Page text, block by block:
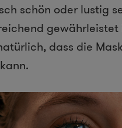
schön oder lustig
dass die